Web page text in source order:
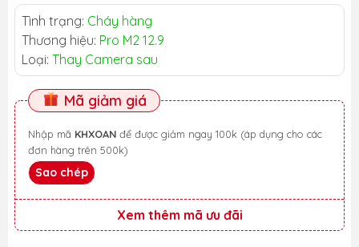
Tình trạng: Cháy hàng
Thương hiệu: Pro M2 12.9
Loại: Thay Camera sau
Mã giảm giá
Nhập mã KHXOAN
đơn hàng trên 500k)
Sao chép
Xem thêm mã ưu đãi